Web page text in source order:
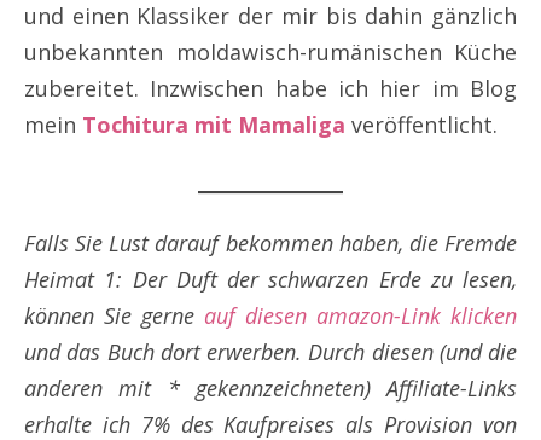
und einen Klassiker der mir bis dahin gänzlich
unbekannten moldawisch-rumänischen Küche
zubereitet. Inzwischen habe ich hier im Blog
mein Tochitura mit Mamaliga veröffentlicht.
Falls Sie Lust darauf bekommen haben, die Fremde
Heimat 1: Der Duft der schwarzen Erde zu lesen,
können Sie gerne auf diesen amazon-Link klicken
und das Buch dort erwerben. Durch diesen (und die
anderen mit * gekennzeichneten) Affiliate-Links
erhalte ich 7% des Kaufpreises als Provision von